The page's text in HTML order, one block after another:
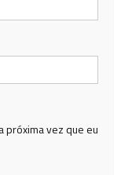
próxima vez que eu